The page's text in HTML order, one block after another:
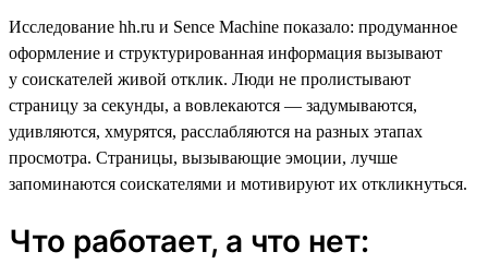
Исследование hh.ru и Sence Machine показало: продуманное
оформление и структурированная информация вызывают
у соискателей живой отклик. Люди не пролистывают
страницу за секунды, а вовлекаются — задумываются,
удивляются, хмурятся, расслабляются на разных этапах
просмотра. Страницы, вызывающие эмоции, лучше
запоминаются соискателями и мотивируют их откликнуться.
Что работает, а что нет: